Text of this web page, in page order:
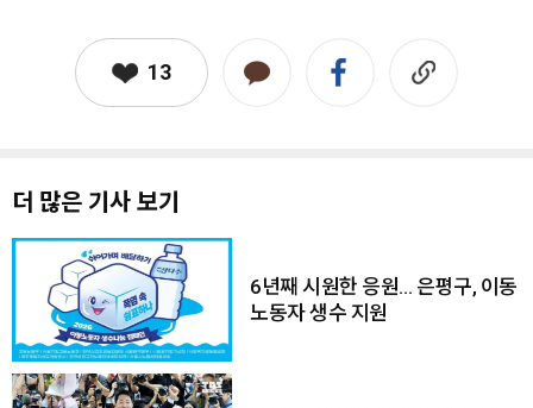
13
더 많은 기사 보기
6년째 시원한 응원… 은평구, 이동
노동자 생수 지원